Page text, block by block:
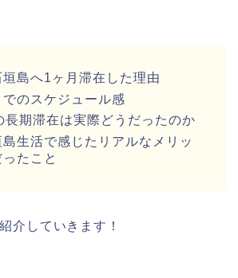
島へ1ヶ月滞在した理由
のスケジュール感
長期滞在は実際どうだったのか
生活で感じたリアルなメリッ
ったこと
介していきます！